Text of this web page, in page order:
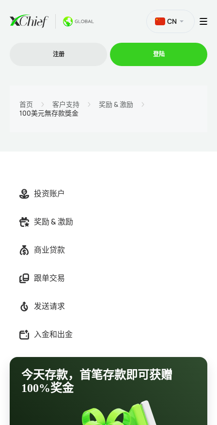
联盟计划
CN
注册 登陆
首页 客户支持
奖励 & 激励
100美元無存款獎金
投资账户
奖励 & 激励
商业贷款
跟单交易
发送请求
入金和出金
今天存款，首笔存款即可获赠
100%奖金